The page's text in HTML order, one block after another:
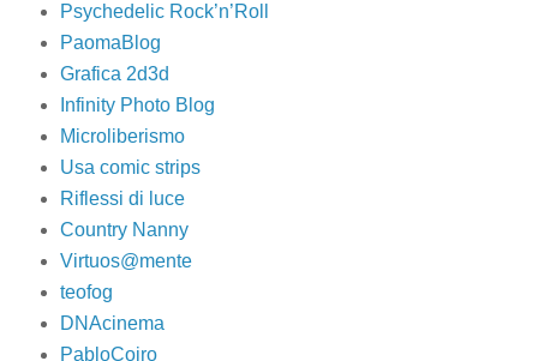
Psychedelic Rock’n’Roll
PaomaBlog
Grafica 2d3d
Infinity Photo Blog
Microliberismo
Usa comic strips
Riflessi di luce
Country Nanny
Virtuos@mente
teofog
DNAcinema
PabloCoiro